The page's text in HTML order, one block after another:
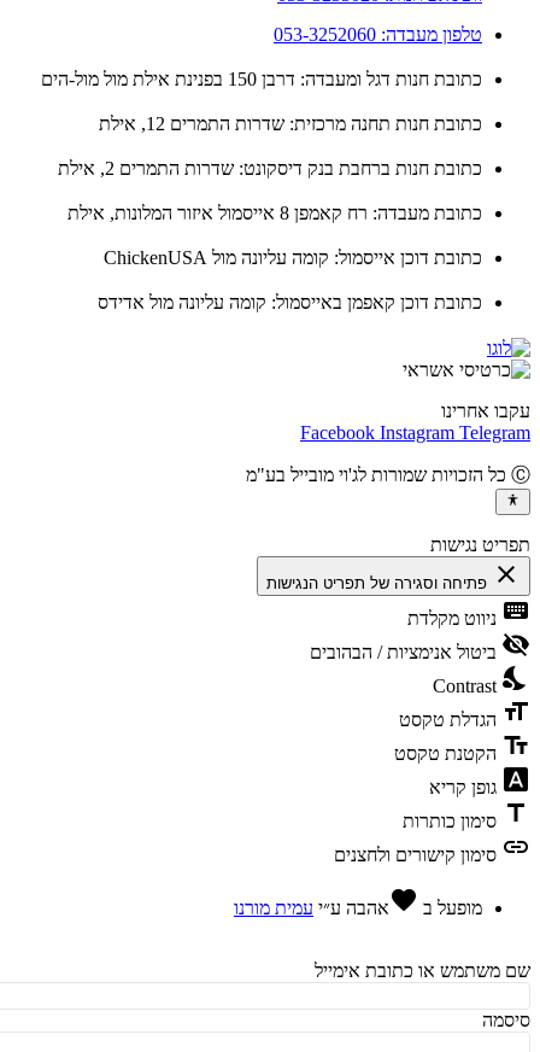
טלפון מעבדה: 053-3252060
כתובת חנות דגל ומעבדה: דרבן 150 בפנינת אילת מול מול-הים
כתובת חנות תחנה מרכזית: שדרות התמרים 12, אילת
כתובת חנות ברחבת בנק דיסקונט: שדרות התמרים 2, אילת
כתובת מעבדה: רח קאמפן 8 אייסמול איזור המלונות, אילת
כתובת דוכן אייסמול: קומה עליונה מול ChickenUSA
כתובת דוכן קאפמן באייסמול: קומה עליונה מול אדידס
אחרינו
Facebook Instagram
נגישות
פתיחה וסגירה של תפריט הנגישות
ניווט מקלדת
ביטול אנימציות / הבהובים
Contrast
הגדלת טקסט
הקטנת טקסט
גופן קריא
סימון כותרות
סימון קישורים ולחצנים
מופעל בfavorite אהבהע״י עמית מורנו
או כתובת אימייל